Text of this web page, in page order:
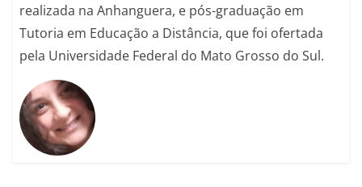
realizada na Anhanguera, e pós-graduação em
Tutoria em Educação a Distância, que foi ofertada
pela Universidade Federal do Mato Grosso do Sul.